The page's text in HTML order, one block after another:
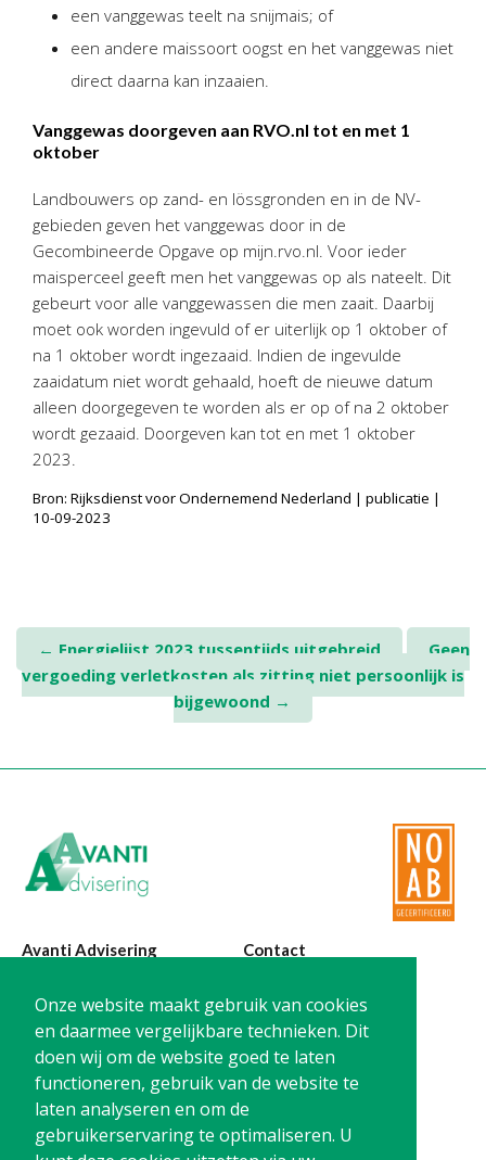
Onze website maakt gebruik van cookies
en daarmee vergelijkbare technieken. Dit
doen wij om de website goed te laten
functioneren, gebruik van de website te
laten analyseren en om de
gebruikerservaring te optimaliseren. U
een vanggewas teelt na snijmais; of
een andere maissoort oogst en het vanggewas niet
direct daarna kan inzaaien.
Vanggewas doorgeven aan RVO.nl tot en met 1
oktober
Landbouwers op zand- en lössgronden en in de NV-
gebieden geven het vanggewas door in de
Gecombineerde Opgave op mijn.rvo.nl. Voor ieder
maisperceel geeft men het vanggewas op als nateelt. Dit
gebeurt voor alle vanggewassen die men zaait. Daarbij
moet ook worden ingevuld of er uiterlijk op 1 oktober of
na 1 oktober wordt ingezaaid. Indien de ingevulde
zaaidatum niet wordt gehaald, hoeft de nieuwe datum
alleen doorgegeven te worden als er op of na 2 oktober
wordt gezaaid. Doorgeven kan tot en met 1 oktober
2023.
Bron: Rijksdienst voor Ondernemend Nederland | publicatie |
10-09-2023
Post
navigation
← Energielijst 2023 tussentijds uitgebreid
Geen
vergoeding verletkosten als zitting niet persoonlijk is
bijgewoond →
Avanti Advisering
Poelstraat 4
1441 RR Purmerend
Contact
T: 0299-420870
@:
info@avanti-
advisering.nl
BTW: NL861212733B01